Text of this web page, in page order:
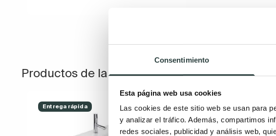
Consentimiento
Esta página web usa cookies
Las cookies de este sitio web se usan para
y analizar el tráfico. Además, compartimos
redes sociales, publicidad y análisis web,
Productos de la misma colección
Entrega rápida